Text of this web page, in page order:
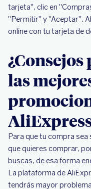
tarjeta", clic en
"Permitir" y "Aceptar".
online con tu tarjeta de
las
Para que tu compra
que quieres comprar,
buscas, de esa forma
La plataforma de
tendrás mayor